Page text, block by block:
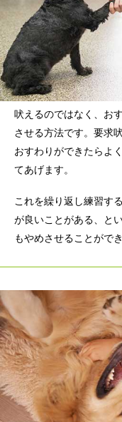
吠えるのではなく、お
させる方法です。要求
おすわりができたらよ
てあげます。
これを繰り返し練習す
が良いことがある、と
もやめさせることがで